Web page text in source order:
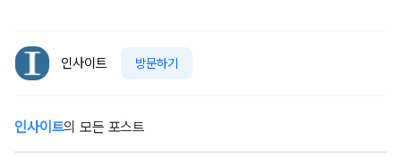
인사이트 방문하기
인사이트의 모든 포스트